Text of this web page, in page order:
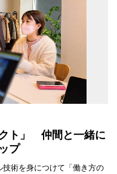
ト」 仲間と一緒に
プ
術を身につけて「働き方の